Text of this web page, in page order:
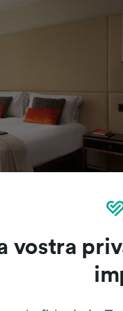
Le
vostra